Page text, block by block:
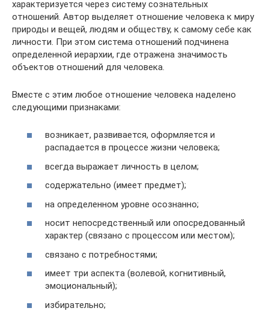
характеризуется через систему сознательных
отношений. Автор выделяет отношение человека к миру
природы и вещей, людям и обществу, к самому себе как
личности. При этом система отношений подчинена
определенной иерархии, где отражена значимость
объектов отношений для человека.
Вместе с этим любое отношение человека наделено
следующими признаками:
возникает, развивается, оформляется и
распадается в процессе жизни человека;
всегда выражает личность в целом;
содержательно (имеет предмет);
на определенном уровне осознанно;
носит непосредственный или опосредованный
характер (связано с процессом или местом);
связано с потребностями;
имеет три аспекта (волевой, когнитивный,
эмоциональный);
избирательно;